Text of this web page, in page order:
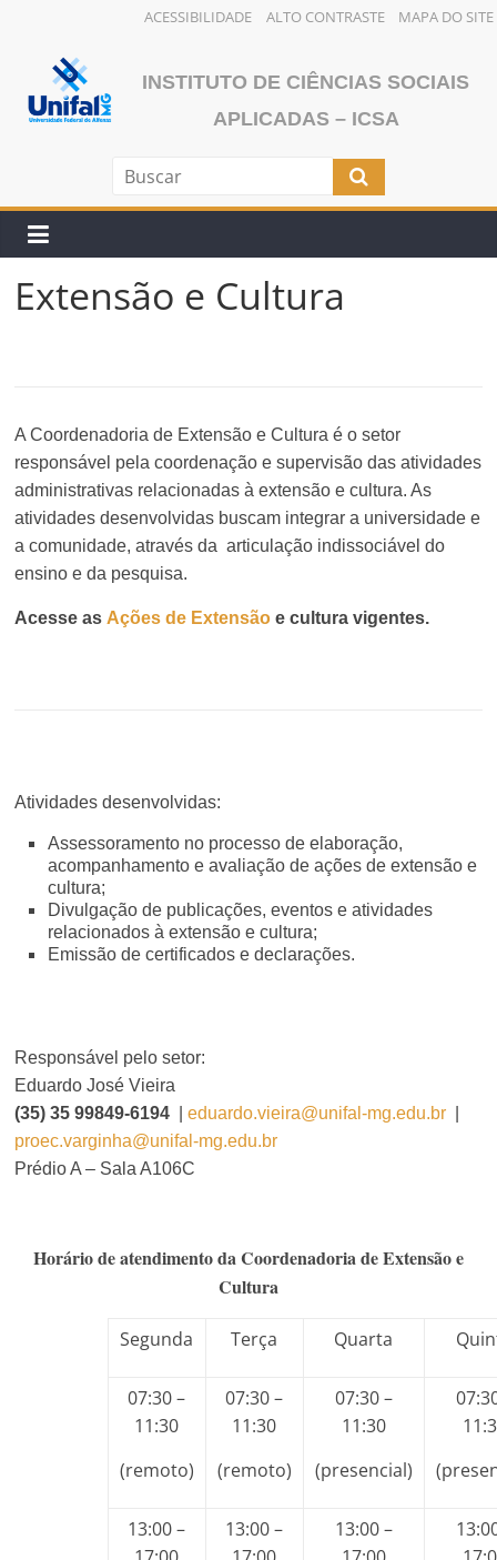
ACESSIBILIDADE ALTO CONTRASTE MAPA DO SITE
conteúdo
INSTITUTO DE CIÊNCIAS SOCIAIS
APLICADAS – ICSA
Extensão e Cultura
A Coordenadoria de Extensão e Cultura é o setor
responsável pela coordenação e supervisão das atividades
administrativas relacionadas à extensão e cultura. As
atividades desenvolvidas buscam integrar a universidade e
a comunidade, através da articulação indissociável do
ensino e da pesquisa.
Acesse as Ações de Extensão e cultura vigentes.
Atividades desenvolvidas:
Assessoramento no processo de elaboração,
acompanhamento e avaliação de ações de extensão e
cultura;
Divulgação de publicações, eventos e atividades
relacionados à extensão e cultura;
Emissão de certificados e declarações.
Responsável pelo setor:
Eduardo José Vieira
(35) 35 99849-6194 |eduardo.vieira@unifal-mg.edu.br
proec.varginha@unifal-mg.edu.br
Prédio A – Sala A106C
Horário de atendimento da Coordenadoria de Extensão e
Cultura
Segunda Terça Quarta
07:30 –
11:30
(remoto)
07:30 –
11:30
(remoto)
07:30 –
11:30
(presencial)
13:00 –
13:00 –
13:00 –